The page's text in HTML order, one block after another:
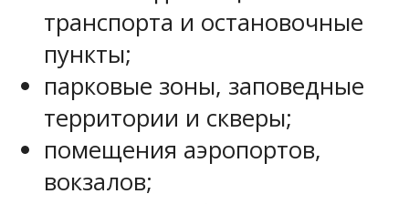
транспорта и остановочные
пункты;
парковые зоны, заповедные
территории и скверы;
помещения аэропортов,
вокзалов;